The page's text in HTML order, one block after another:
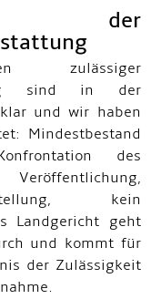
der
zulässiger
sind in der
und wir haben
Mindestbestand
des
kein
Landgericht geht
und kommt für
der Zulässigkeit